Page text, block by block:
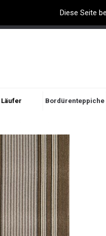
Diese Seite
Läufer Bordürenteppiche